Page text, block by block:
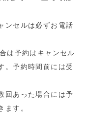
ンセルは必ずお電話
は予約はキャンセル
。予約時間前には受
回あった場合には予
ます。